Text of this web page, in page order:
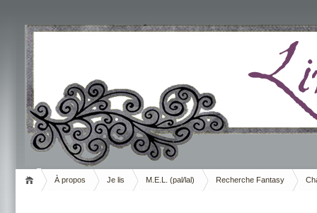
Livrement
À propos Je lis M.E.L. (pal/lal) Recherche Fantasy